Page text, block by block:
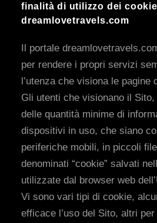
finalità di utilizzo dei
dreamlovetravels.com
Il portale
per rendere i propri servizi
l’utenza che visiona le pagine
Gli utenti che visionano il
delle quantità minime di
dispositivi in uso, che siano
periferiche mobili, in piccoli
denominati “cookie” salvati
utilizzate dal browser web
Vi sono vari tipi di cookie,
efficace l’uso del Sito, altri